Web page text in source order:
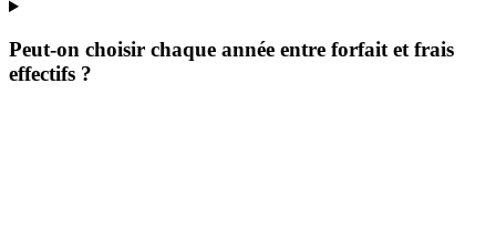
Peut-on choisir chaque année entre forfait et frais
effectifs ?